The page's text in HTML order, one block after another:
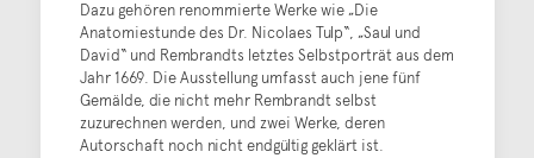
Dazu gehören renommierte Werke wie „Die
Anatomiestunde des Dr. Nicolaes Tulp“, „Saul und
David“ und Rembrandts letztes Selbstporträt aus dem
Jahr 1669. Die Ausstellung umfasst auch jene fünf
Gemälde, die nicht mehr Rembrandt selbst
zuzurechnen werden, und zwei Werke, deren
Autorschaft noch nicht endgültig geklärt ist.